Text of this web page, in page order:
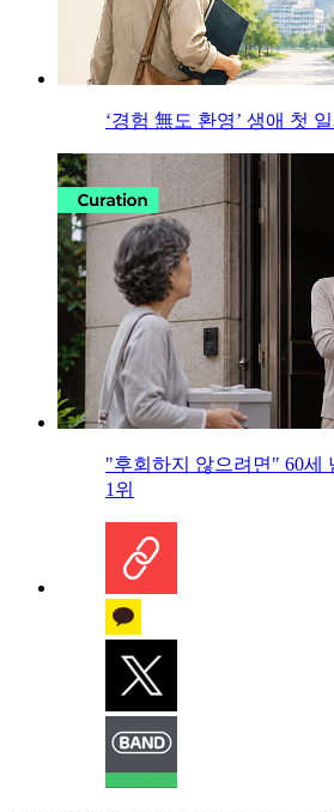
‘경험 無도 환영’ 생애 첫
"후회하지 않으려면" 60세
1위